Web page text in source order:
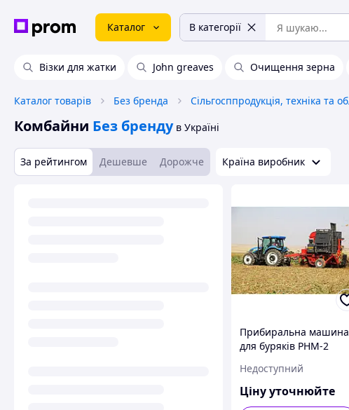
Каталог В категорії
Візки для жатки John greaves Очищення зерна
Каталог товарів Без бренда
Комбайни Без бренду в Україні
За рейтингом Дешевше Дорожче Країна виробник
Прибиральна машина
для буряків PHM-2
Недоступний
Ціну уточнюйте